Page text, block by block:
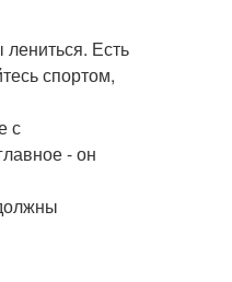
Есть
спортом,
с
- он